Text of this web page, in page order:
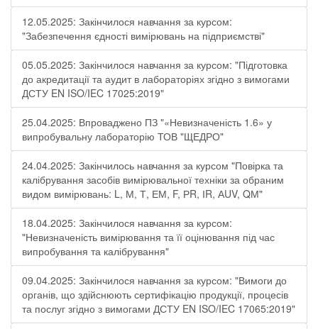
12.05.2025: Закінчилося навчання за курсом:
"Забезпечення єдності вимірювань на підприємстві"
05.05.2025: Закінчилося навчання за курсом: "Підготовка
до акредитації та аудит в лабораторіях згідно з вимогами
ДСТУ EN ISO/IEC 17025:2019"
25.04.2025: Впроваджено ПЗ "«Невизначеність 1.6» у
випробувальну лабораторію ТОВ "ЩЕДРО"
24.04.2025: Закінчилось навчання за курсом "Повірка та
калібрування засобів вимірювальної техніки за обраним
видом вимірювань: L, М, Т, ЕМ, F, РR, ІR, АUV, QМ"
18.04.2025: Закінчилося навчання за курсом:
"Невизначеність вимірювання та її оцінювання під час
випробування та калібрування"
09.04.2025: Закінчилося навчання за курсом: "Вимоги до
органів, що здійснюють сертифікацію продукції, процесів
та послуг згідно з вимогами ДСТУ EN ISO/IEC 17065:2019"